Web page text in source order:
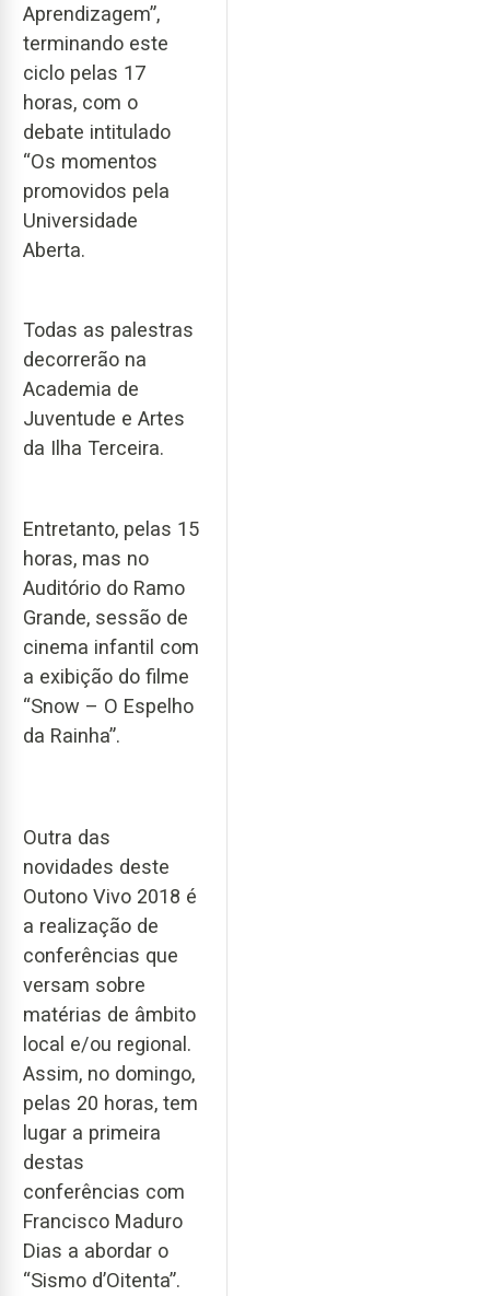
Aprendizagem”,
terminando este
ciclo pelas 17
horas, com o
debate intitulado
“Os momentos
promovidos pela
Universidade
Aberta.
Todas as palestras
decorrerão na
Academia de
Juventude e Artes
da Ilha Terceira.
Entretanto, pelas 15
horas, mas no
Auditório do Ramo
Grande, sessão de
cinema infantil com
a exibição do filme
“Snow – O Espelho
da Rainha”.
Outra das
novidades deste
Outono Vivo 2018 é
a realização de
conferências que
versam sobre
matérias de âmbito
local e/ou regional.
Assim, no domingo,
pelas 20 horas, tem
lugar a primeira
destas
conferências com
Francisco Maduro
Dias a abordar o
“Sismo d’Oitenta”.